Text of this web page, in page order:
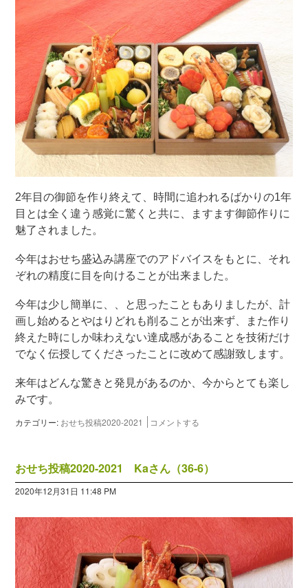
2年目の御節を作り終えて、時間に追われるばかりの1年
目とは全く違う感覚に驚くと共に、ますます御節作りに
魅了されました。
今年はおせち盛込み講座でのアドバイスをもとに、それ
ぞれの精度に目を向けることが出来ました。
今年は少し簡単に、、と思ったこともありましたが、計
画し始めるとやはりどれも削ることが出来ず、また作り
終えた時にしか味わえない達成感があることを技術だけ
でなく伝授してくださったことに改めて感謝致します。
来年はどんな驚きと発見があるのか、今からとても楽し
みです。
カテゴリー: おせち投稿2020-2021 コメントする
おせち投稿2020-2021 Kaさん（36-6）
2020年12月31日 11:48 PM